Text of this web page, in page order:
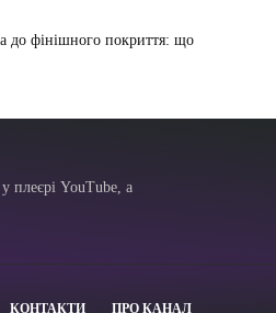
до фінішного покриття: що
плеєрі YouTube, а
КОНТАКТИ ПРО КАНАЛ